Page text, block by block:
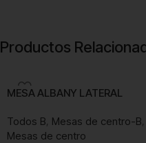
Productos
MESA ALBANY LATERAL
Todos B, Mesas de centro-B,
Mesas de centro